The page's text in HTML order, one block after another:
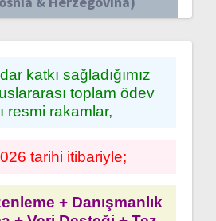
katkı sağladığımız
toplam ödev
resmi rakamlar,
tarihi itibariyle;
+ Danışmanlık